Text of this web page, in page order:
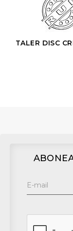
TALER DISC